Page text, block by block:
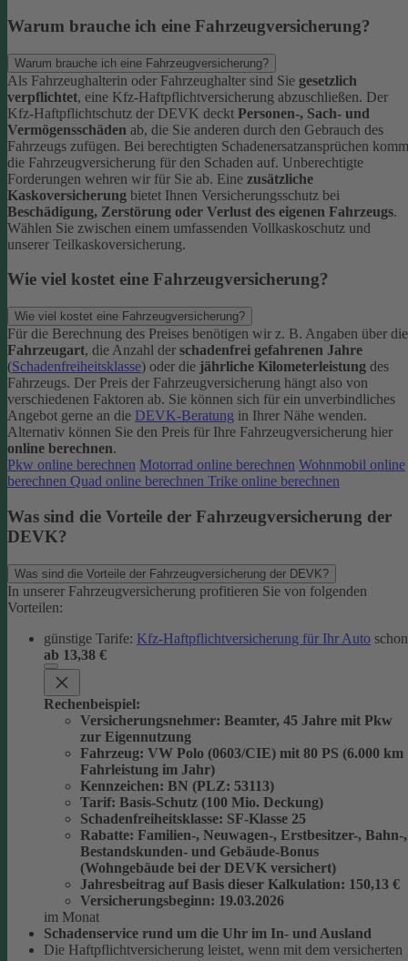
Warum brauche ich eine Fahrzeugversicherung?
Warum brauche ich eine Fahrzeugversicherung?
Als Fahrzeughalterin oder Fahrzeughalter sind Sie gesetzlich
verpflichtet, eine Kfz-Haftpflichtversicherung abzuschließen. Der
Kfz-Haftpflichtschutz der DEVK deckt Personen-, Sach- und
Vermögensschäden ab, die Sie anderen durch den Gebrauch des
Fahrzeugs zufügen. Bei berechtigten Schadenersatzansprüchen
die Fahrzeugversicherung für den Schaden auf. Unberechtigte
Forderungen wehren wir für Sie ab. Eine zusätzliche
Kaskoversicherung bietet Ihnen Versicherungsschutz bei
Beschädigung, Zerstörung oder Verlust des eigenen Fahrzeugs.
Wählen Sie zwischen einem umfassenden Vollkaskoschutz und
unserer Teilkaskoversicherung.
Wie viel kostet eine Fahrzeugversicherung?
Wie viel kostet eine Fahrzeugversicherung?
Für die Berechnung des Preises benötigen wir z. B. Angaben über die
Fahrzeugart, die Anzahl der schadenfrei gefahrenen Jahre
(Schadenfreiheitsklasse) oder die jährliche Kilometerleistung des
Fahrzeugs. Der Preis der Fahrzeugversicherung hängt also von
verschiedenen Faktoren ab. Sie können sich für ein unverbindliches
Angebot gerne an die DEVK-Beratung in Ihrer Nähe wenden.
Alternativ können Sie den Preis für Ihre Fahrzeugversicherung hier
online berechnen.
Pkw online berechnen Motorrad online berechnen Wohnmobil online
berechnen Quad online berechnen Trike online berechnen
Was sind die Vorteile der Fahrzeugversicherung der
DEVK?
Was sind die Vorteile der Fahrzeugversicherung der DEVK?
In unserer Fahrzeugversicherung profitieren Sie von folgenden
Vorteilen:
günstige Tarife: Kfz-Haftpflichtversicherung für Ihr Auto schon
ab 13,38 €
Rechenbeispiel:
Versicherungsnehmer: Beamter, 45 Jahre mit Pkw
zur Eigennutzung
Fahrzeug: VW Polo (0603/CIE) mit 80 PS (6.000 km
Fahrleistung im Jahr)
Kennzeichen: BN (PLZ: 53113)
Tarif: Basis-Schutz (100 Mio. Deckung)
Schadenfreiheitsklasse: SF-Klasse 25
Rabatte: Familien-, Neuwagen-, Erstbesitzer-, Bahn-,
Bestandskunden- und Gebäude-Bonus
(Wohngebäude bei der DEVK versichert)
Jahresbeitrag auf Basis dieser Kalkulation: 150,13 €
Versicherungsbeginn: 19.03.2026
im Monat
Schadenservice rund um die Uhr im In- und Ausland
Die Haftpflichtversicherung leistet, wenn mit dem versicherten